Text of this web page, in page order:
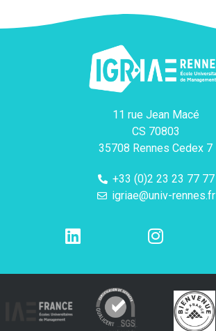
11 rue Jean Macé
CS 70803
35708 Rennes Cedex 7
+33 (0)2 23 23 77 77
igriae@univ-rennes.fr